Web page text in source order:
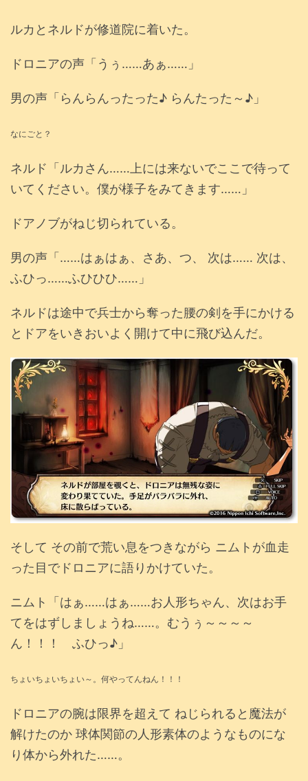
ルカとネルドが修道院に着いた。
ドロニアの声「うぅ……あぁ……」
男の声「らんらんったった♪ らんたった～♪」
なにごと？
ネルド「ルカさん……上には来ないでここで待って
いてください。僕が様子をみてきます……」
ドアノブがねじ切られている。
男の声「……はぁはぁ、さあ、つ、 次は…… 次は、
ふひっ……ふひひひ……」
ネルドは途中で兵士から奪った腰の剣を手にかける
とドアをいきおいよく開けて中に飛び込んだ。
そして その前で荒い息をつきながら ニムトが血走
った目でドロニアに語りかけていた。
ニムト「はぁ……はぁ……お人形ちゃん、次はお手
てをはずしましょうね……。むうぅ～～～～
ん！！！ ふひっ♪」
ちょいちょいちょい～。何やってんねん！！！
ドロニアの腕は限界を超えて ねじられると魔法が
解けたのか 球体関節の人形素体のようなものにな
り体から外れた……。